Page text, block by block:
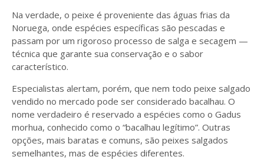
Na verdade, o peixe é proveniente das águas frias da
Noruega, onde espécies específicas são pescadas e
passam por um rigoroso processo de salga e secagem —
técnica que garante sua conservação e o sabor
característico.
Especialistas alertam, porém, que nem todo peixe salgado
vendido no mercado pode ser considerado bacalhau. O
nome verdadeiro é reservado a espécies como o Gadus
morhua, conhecido como o “bacalhau legítimo”. Outras
opções, mais baratas e comuns, são peixes salgados
semelhantes, mas de espécies diferentes.